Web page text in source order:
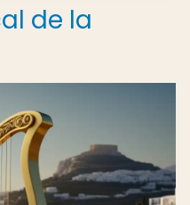
de la